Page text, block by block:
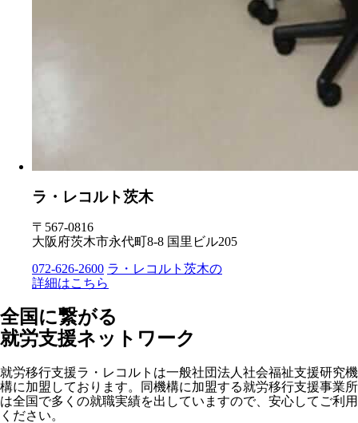
ラ・レコルト茨木
〒567-0816
大阪府茨木市永代町8-8 国里ビル205
072-626-2600 ラ・レコルト茨木の
詳細はこちら
全国に繋がる
就労支援ネットワーク
就労移行支援ラ・レコルトは一般社団法人社会福祉支援研究機
構に加盟しております。同機構に加盟する就労移行支援事業所
は全国で多くの就職実績を出していますので、安心してご利用
ください。